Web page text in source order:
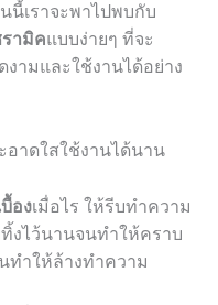
นี้เราจะพาไปพบกับ
รามิคแบบง่ายๆ ที่จะ
ามและใช้งานได้อย่าง
บื้องเมื่อไร ให้รีบทำความ
งไว้นานจนทำให้คราบ
ทำให้ล้างทำความ